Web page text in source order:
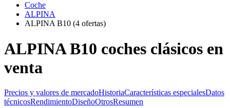
Coche
ALPINA
ALPINA B10 (4 ofertas)
ALPINA B10 coches clásicos en
venta
Precios y valores de mercadoHistoriaCaracterísticas especialesDatos
técnicosRendimientoDiseñoOtrosResumen